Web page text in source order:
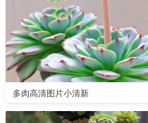
多肉高清图片小清新